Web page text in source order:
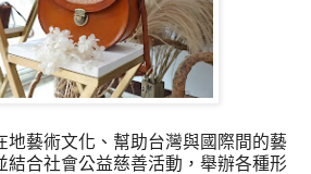
地藝術文化、幫助台灣與國際間的藝
結合社會公益慈善活動，舉辦各種形